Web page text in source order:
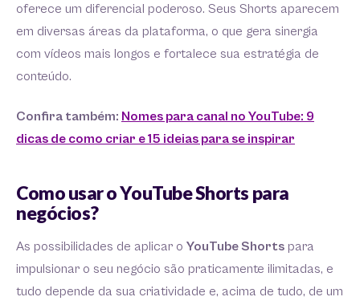
oferece um diferencial poderoso. Seus Shorts aparecem
em diversas áreas da plataforma, o que gera sinergia
com vídeos mais longos e fortalece sua estratégia de
conteúdo.
Confira também: Nomes para canal no YouTube: 9
dicas de como criar e 15 ideias para se inspirar
Como usar o YouTube Shorts para
negócios?
As possibilidades de aplicar o YouTube Shorts para
impulsionar o seu negócio são praticamente ilimitadas, e
tudo depende da sua criatividade e, acima de tudo, de um